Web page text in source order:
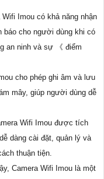
Imou có khả năng nhận
báo cho người dùng khi có
an ninh và sự 《 điểm
cho phép ghi âm và lưu
mây, giúp người dùng dễ
Wifi Imou được tích
dàng cài đặt, quản lý và
thuận tiện.
Camera Wifi Imou là một